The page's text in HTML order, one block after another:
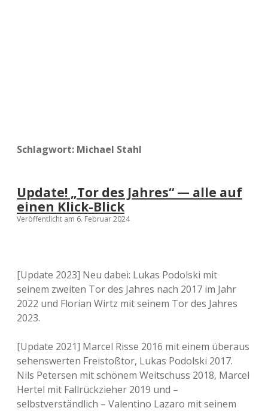
Schlagwort: Michael Stahl
Update! „Tor des Jahres“ — alle auf
einen Klick-Blick
Veröffentlicht am 6. Februar 2024
[Update 2023] Neu dabei: Lukas Podolski mit
seinem zweiten Tor des Jahres nach 2017 im Jahr
2022 und Florian Wirtz mit seinem Tor des Jahres
2023.
[Update 2021] Marcel Risse 2016 mit einem überaus
sehenswerten Freistoßtor, Lukas Podolski 2017.
Nils Petersen mit schönem Weitschuss 2018, Marcel
Hertel mit Fallrückzieher 2019 und –
selbstverständlich – Valentino Lazaro mit seinem